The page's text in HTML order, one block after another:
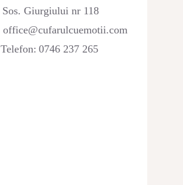
Sos. Giurgiului nr 118
office@cufarulcuemotii.com
Telefon: 0746 237 265